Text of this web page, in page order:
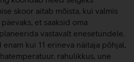
skoor aitab mõista, kui valmis
et saaksid oma
vastavalt enesetundele.
kui 11 erineva näitaja põhjal,
rahulikkus, une